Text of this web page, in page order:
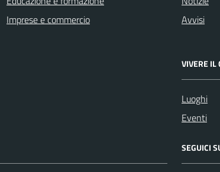
Imprese e commercio
Avvisi
VIVERE IL
Luoghi
Eventi
SEGUICI